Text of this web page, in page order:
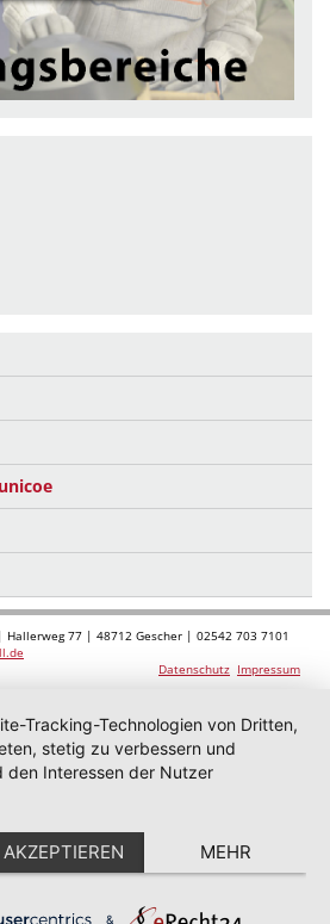
Hallerweg 77 | 48712 Gescher | 02542 703 7101
Datenschutz Impressum
Tracking-Technologien von Dritten,
stetig zu verbessern und
den Interessen der Nutzer
AKZEPTIEREN MEHR
&